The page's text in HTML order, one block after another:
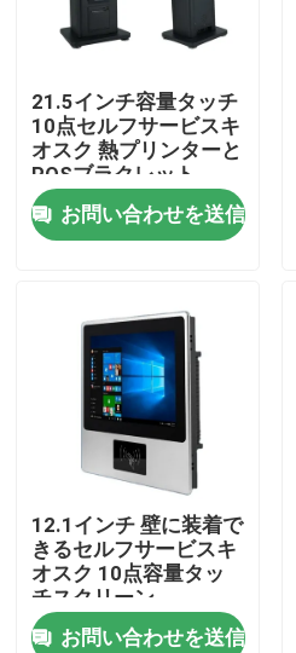
プロダクト
動画
私たちに関しては
工場旅行
品質管理
お問い合わせ
21.5インチ容量タッチ
10点セルフサービスキ
オスク 熱プリンターと
POSブラクレット
お問い合わせを送信
12.1インチ 壁に装着で
きるセルフサービスキ
オスク 10点容量タッ
チスクリーン
お問い合わせを送信